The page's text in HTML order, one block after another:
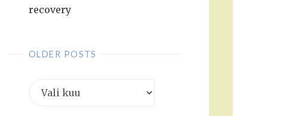
recovery
OLDER POSTS
Older